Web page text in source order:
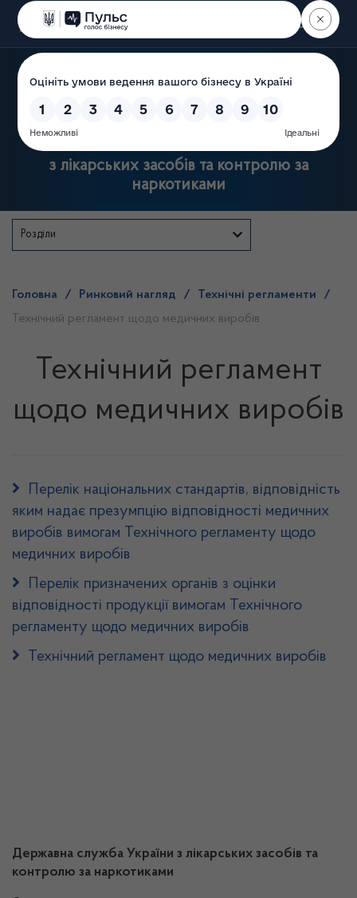
Пошук
Державна служба України
з лікарських засобів та контролю за
наркотиками
Розділи
Головна / Ринковий нагляд / Технічні регламенти
/
Технічний регламент щодо медичних виробів
Технічний регламент
щодо медичних виробів
Перелік національних стандартів, відповідність
яким надає презумпцію відповідності медичних
виробів вимогам Технічного регламенту щодо
медичних виробів
Перелік призначених органів з оцінки
відповідності продукції вимогам Технічного
регламенту щодо медичних виробів
Технічний регламент щодо медичних виробів
Державна служба України з лікарських засобів та
контролю за наркотиками